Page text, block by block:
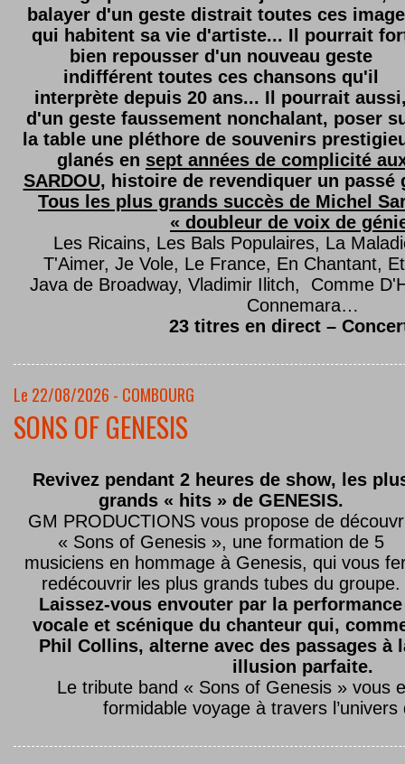
balayer d'un geste distrait toutes ces
qui habitent sa vie d'artiste... Il pourrait
bien repousser d'un nouveau geste
indifférent toutes ces chansons qu'il
interprète depuis 20 ans... Il pourrait
d'un geste faussement nonchalant, poser
la table une pléthore de souvenirs
glanés en sept années de complicité
SARDOU, histoire de revendiquer un passé
Tous les plus grands succès de Michel
« doubleur de voix de
Les Ricains, Les Bals Populaires, La
T'Aimer, Je Vole, Le France, En Chantant,
Java de Broadway, Vladimir Ilitch, Comme
Connemara…
23 titres en direct –
Le 22/08/2026 - COMBOURG
SONS OF GENESIS
Revivez pendant 2 heures de show, les
grands « hits » de GENESIS.
GM PRODUCTIONS vous propose de
« Sons of Genesis », une formation de 5
musiciens en hommage à Genesis, qui vous
redécouvrir les plus grands tubes du groupe.
Laissez-vous envouter par la performance
vocale et scénique du chanteur qui,
Phil Collins, alterne avec des passages à
illusion parfaite.
Le tribute band « Sons of Genesis » vous
formidable voyage à travers l’univers